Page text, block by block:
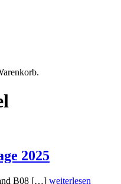
2025
B08 […] weiterlesen